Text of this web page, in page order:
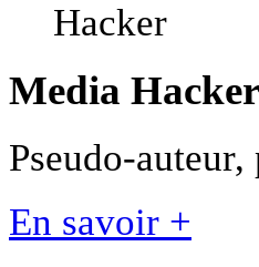
Media Hacker
Pseudo-
En savoir +